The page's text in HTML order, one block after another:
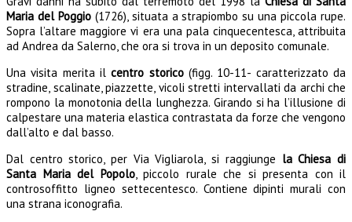
Maria del Poggio (1726), situata a strapiombo su una piccola rupe.
Sopra l’altare maggiore vi era una pala cinquecentesca, attribuita
ad Andrea da Salerno, che ora si trova in un deposito comunale.
Una visita merita ilcentro storico(figg. 10-11- caratterizzato da
stradine, scalinate, piazzette, vicoli stretti intervallati da archi che
rompono la monotonia della lunghezza. Girando si ha l’illusione di
calpestare una materia elastica contrastata da forze che vengono
dall’alto e dal basso.
Dal centro storico, per Via Vigliarola, si raggiunge la Chiesa di
Santa Maria del Popolo, piccolo rurale che si presenta con il
controsoffitto ligneo settecentesco. Contiene dipinti murali con
una strana iconografia.